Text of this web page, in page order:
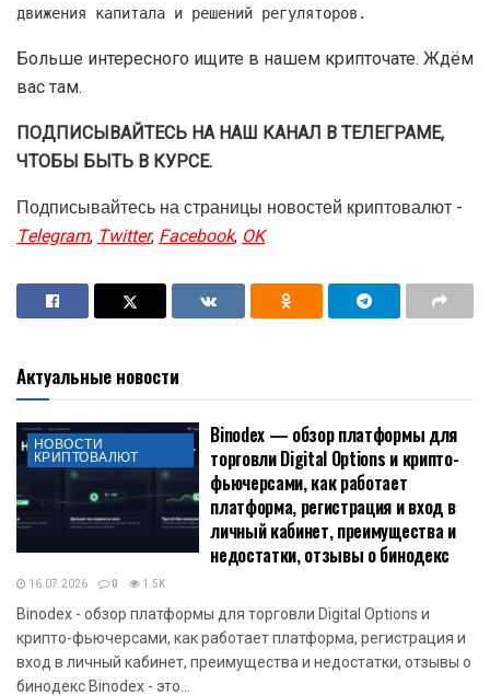
движения капитала и решений регуляторов.
Больше интересного ищите в нашем крипточате. Ждём
вас там.
ПОДПИСЫВАЙТЕСЬ НА НАШ КАНАЛ В ТЕЛЕГРАМЕ,
ЧТОБЫ БЫТЬ В КУРСЕ.
Подписывайтесь на страницы новостей криптовалют -
Telegram, Twitter, Facebook, OK
Актуальные новости
НОВОСТИ
КРИПТОВАЛЮТ
Binodex — обзор платформы для
торговли Digital Options и крипто-
фьючерсами, как работает
платформа, регистрация и вход в
личный кабинет, преимущества и
недостатки, отзывы о бинодекс
16.07.2026 0 1.5K
Binodex - обзор платформы для торговли Digital Options и
крипто-фьючерсами, как работает платформа, регистрация и
вход в личный кабинет, преимущества и недостатки, отзывы о
бинодекс Binodex - это...